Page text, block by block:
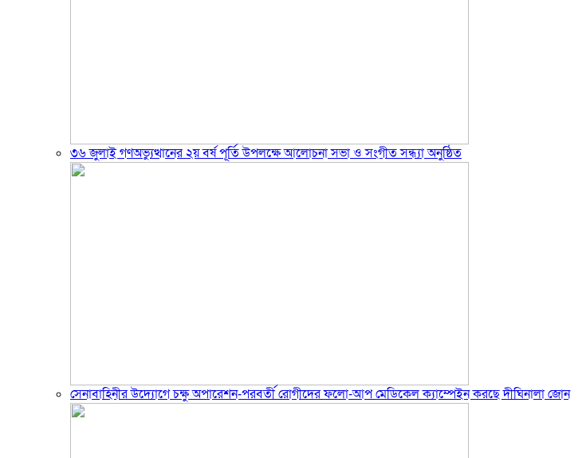
৩৬ জুলাই গণঅভ্যুত্থানের ২য় বর্ষ পূর্তি উপলক্ষে আলোচনা সভা ও সংগীত সন্ধ্যা অনুষ্ঠিত
সেনাবাহিনীর উদ্যোগে চক্ষু অপারেশন-পরবর্তী রোগীদের ফলো-আপ মেডিকেল ক্যাম্পেইন করছে দীঘিনালা জোন